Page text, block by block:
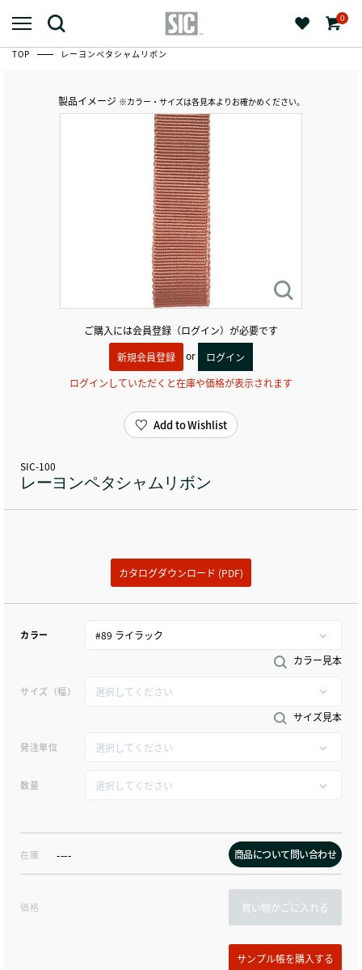
0
TOP レーヨンペタシャムリボン
製品イメージ ※カラー・サイズは各見本よりお確かめください。
ご購入には会員登録（ログイン）が必要です
新規会員登録
or
ログイン
ログインしていただくと在庫や価格が表示されます
SIC-100
レーヨンペタシャムリボン
カタログダウンロード (PDF)
カラー
カラー見本
サイズ（幅）
サイズ見本
発注単位
数量
在庫 ---- 商品について問い合わせ
価格 買い物かごに入れる
Add to Wishlist